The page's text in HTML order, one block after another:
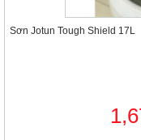
Sơn Jotun Tough Shield 17L